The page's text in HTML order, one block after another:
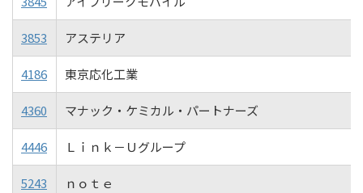
3853 アステリア
4186 東京応化工業
4360 マナック・ケミカル・パートナーズ
4446 Ｌｉｎｋ－Ｕグループ
5243 ｎｏｔｅ